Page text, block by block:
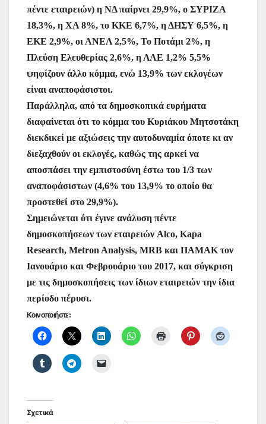
πέντε εταιρειών) η ΝΔ παίρνει 29,9%, ο ΣΥΡΙΖΑ
18,3%, η ΧΑ 8%, το ΚΚΕ 6,7%, η ΔΗΣΥ 6,5%, η
ΕΚΕ 2,9%, οι ΑΝΕΛ 2,5%, Το Ποτάμι 2%, η
Πλεύση Ελευθερίας 2,6%, η ΛΑΕ 1,2% 5,5%
ψηφίζουν άλλο κόμμα, ενώ 13,9% των εκλογέων
είναι αναποφάσιστοι.
Παράλληλα, από τα δημοσκοπικά ευρήματα
διαφαίνεται ότι το κόμμα του Κυριάκου Μητσοτάκη
διεκδικεί με αξιώσεις την αυτοδυναμία όποτε κι αν
διεξαχθούν οι εκλογές, καθώς της αρκεί να
αποσπάσει την εμπιστοσύνη έστω του 1/3 των
αναποφάσιστων (4,6% του 13,9% το οποίο θα
προστεθεί στο 29,9%).
Σημειώνεται ότι έγινε ανάλυση πέντε
δημοσκοπήσεων των εταιρειών Alco, Kapa
Research, Metron Analysis, ΜRB και ΠΑΜΑΚ τον
Ιανουάριο και Φεβρουάριο του 2017, και σύγκριση
με τις δημοσκοπήσεις των ίδιων εταιρειών την ίδια
περίοδο πέρυσι.
Κοινοποιήστε:
Σχετικά